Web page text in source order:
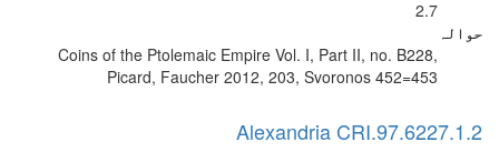
2.7
حوالہ
Coins of the Ptolemaic Empire Vol. I, Part II, no. B228,
Picard, Faucher 2012, 203, Svoronos 452=453
Alexandria CRI.97.6227.1.2